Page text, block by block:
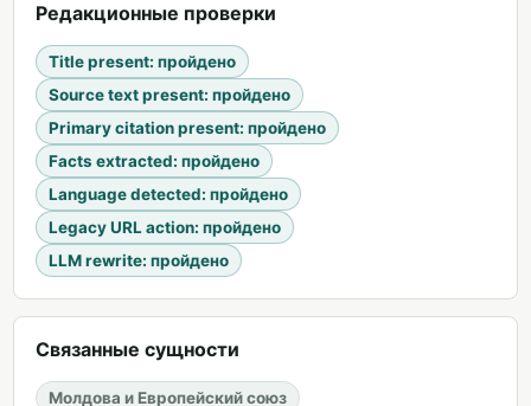
Редакционные проверки
Title present: пройдено
Source text present: пройдено
Primary citation present: пройдено
Facts extracted: пройдено
Language detected: пройдено
Legacy URL action: пройдено
LLM rewrite: пройдено
Связанные сущности
Молдова и Европейский союз